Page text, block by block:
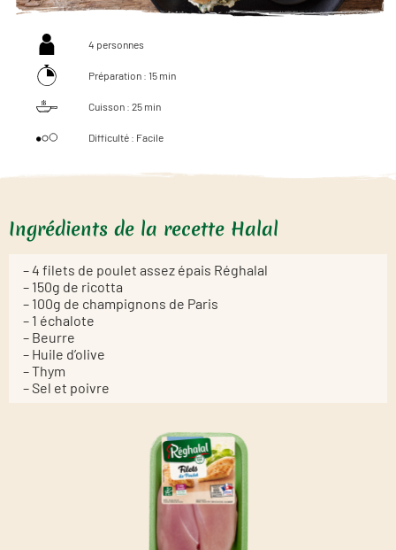
4 personnes
Préparation : 15 min
Cuisson : 25 min
Difficulté : Facile
Ingrédients de la recette Halal
– 4 filets de poulet assez épais Réghalal
– 150g de ricotta
– 100g de champignons de Paris
– 1 échalote
– Beurre
– Huile d’olive
– Thym
– Sel et poivre